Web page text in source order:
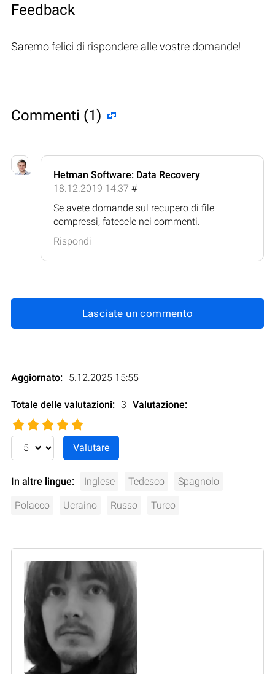
Feedback
Saremo felici di rispondere alle vostre domande!
Commenti (1)
Hetman Software: Data Recovery
18.12.2019 14:37 #
Se avete domande sul recupero di file
compressi, fatecele nei commenti.
Rispondi
Lasciate un commento
Aggiornato: 5.12.2025 15:55
Totale delle valutazioni: 3 Valutazione:
In altre lingue: Inglese Tedesco Spagnolo
Polacco Ucraino Russo Turco